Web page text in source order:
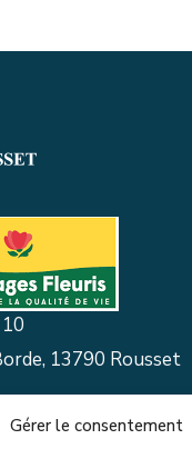
Gérer le consentement
13790 Rousset